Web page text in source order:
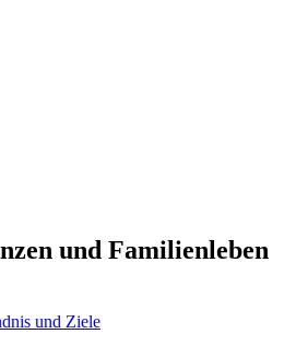
und Ziele
und Familienleben